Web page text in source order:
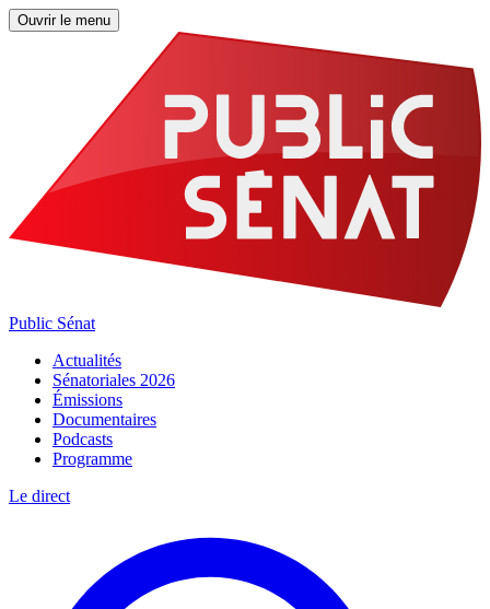
Ouvrir le menu
Public Sénat
Actualités
Sénatoriales 2026
Émissions
Documentaires
Podcasts
Programme
Le direct